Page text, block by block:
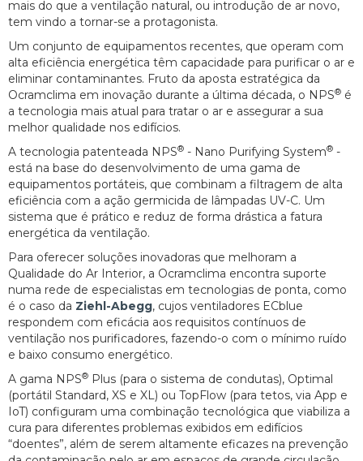
mais do que a ventilação natural, ou introdução de ar novo,
tem vindo a tornar-se a protagonista.
Um conjunto de equipamentos recentes, que operam com
alta eficiência energética têm capacidade para purificar o ar e
eliminar contaminantes. Fruto da aposta estratégica da
Ocramclima em inovação durante a última década, o NPS® é
a tecnologia mais atual para tratar o ar e assegurar a sua
melhor qualidade nos edifícios.
A tecnologia patenteada NPS® - Nano Purifying System® -
está na base do desenvolvimento de uma gama de
equipamentos portáteis, que combinam a filtragem de alta
eficiência com a ação germicida de lâmpadas UV-C. Um
sistema que é prático e reduz de forma drástica a fatura
energética da ventilação.
Para oferecer soluções inovadoras que melhoram a
Qualidade do Ar Interior, a Ocramclima encontra suporte
numa rede de especialistas em tecnologias de ponta, como
é o caso da Ziehl-Abegg, cujos ventiladores ECblue
respondem com eficácia aos requisitos contínuos de
ventilação nos purificadores, fazendo-o com o mínimo ruído
e baixo consumo energético.
A gama NPS® Plus (para o sistema de condutas), Optimal
(portátil Standard, XS e XL) ou TopFlow (para tetos, via App e
IoT) configuram uma combinação tecnológica que viabiliza a
cura para diferentes problemas exibidos em edifícios
“doentes”, além de serem altamente eficazes na prevenção